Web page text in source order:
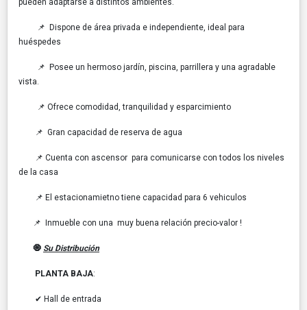
pueden adaptarse a distintos ambientes.
📌 Dispone de área privada e independiente, ideal para
huéspedes
📌 Posee un hermoso jardín, piscina, parrillera y una agradable
vista.
📌 Ofrece comodidad, tranquilidad y esparcimiento
📌 Gran capacidad de reserva de agua
📌 Cuenta con ascensor para comunicarse con todos los niveles
de la casa
📌 El estacionamietno tiene capacidad para 6 vehiculos
📌 Inmueble con una muy buena relación precio-valor !
🧿 Su Distribución
PLANTA BAJA:
✔ Hall de entrada